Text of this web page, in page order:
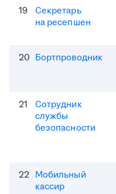
19
Секретарь
на ресепшен
20 Бортпроводник
21
Сотрудник
службы
безопасности
22 Мобильный
кассир